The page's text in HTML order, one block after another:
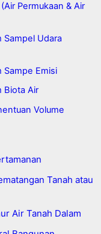
Permukaan & Air
Sampel Udara
Sampe Emisi
Biota Air
Volume
Tanah atau
Air Tanah Dalam